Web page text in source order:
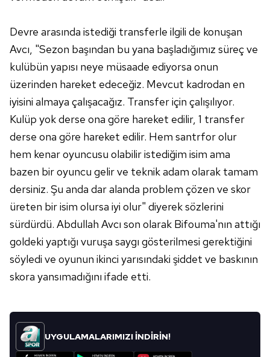
Devre arasında istediği transferle ilgili de konuşan
Avcı, "Sezon başından bu yana başladığımız süreç ve
kulübün yapısı neye müsaade ediyorsa onun
üzerinden hareket edeceğiz. Mevcut kadrodan en
iyisini almaya çalışacağız. Transfer için çalışılıyor.
Kulüp yok derse ona göre hareket edilir, 1 transfer
derse ona göre hareket edilir. Hem santrfor olur
hem kenar oyuncusu olabilir istediğim isim ama
bazen bir oyuncu gelir ve teknik adam olarak tamam
dersiniz. Şu anda dar alanda problem çözen ve skor
üreten bir isim olursa iyi olur" diyerek sözlerini
sürdürdü. Abdullah Avcı son olarak Bifouma'nın attığı
goldeki yaptığı vuruşa saygı gösterilmesi gerektiğini
söyledi ve oyunun ikinci yarısındaki şiddet ve baskının
skora yansımadığını ifade etti.
UYGULAMALARIMIZI İNDİRİN!